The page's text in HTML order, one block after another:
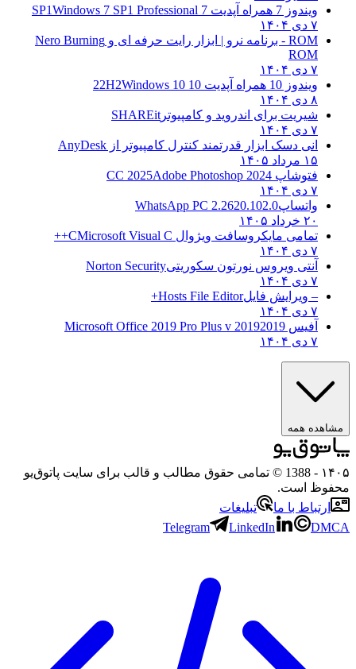
ویندوز 7 همراه آپدیت 7 SP1
Windows 7 SP1 Professional
۷ دی ۱۴۰۴
ROM - برنامه نرو | ابزار رایت حرفه ای و
Nero Burning
ROM
۷ دی ۱۴۰۴
ویندوز 10 همراه آپدیت 10 22H2
Windows 10
۸ دی ۱۴۰۴
شیریت برای اندروید و کامپیوتر SHAREit
۷ دی ۱۴۰۴
انی دسک ابزار قدرتمند کنترل کامپیوتر از AnyDesk
۱۵ مرداد ۱۴۰۵
فتوشاپ CC 2025 Adobe Photoshop 2024
۷ دی ۱۴۰۴
واتساپWhatsApp PC 2.2620.102.0
۲۰ خرداد ۱۴۰۵
تمامی مایکروسافت ویژوال C Microsoft Visual C++
۷ دی ۱۴۰۴
آنتی ویروس نورتون سکوریتیNorton Security
۷ دی ۱۴۰۴
– ویرایش فایلHosts File Editor+
۷ دی ۱۴۰۴
آفیس 2019 2019 Microsoft Office 2019 Pro Plus v
۷ دی ۱۴۰۴
مشاهده همه
۱۴۰۵
- 1388 © تمامی حقوق مطالب و قالب برای سایت پاتوق‌یو
محفوظ است.
ارتباط با ما
تبلیغات
Telegram
LinkedIn DMCA